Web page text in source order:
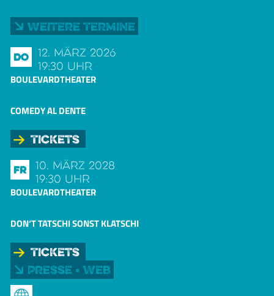
Weitere Termine
Do
12. März 2026
19:30 Uhr
BOULEVARDTHEATER
COMEDY AL DENTE
Tickets
Fr
10. März 2028
19:30 Uhr
BOULEVARDTHEATER
DON‘T TATSCHI SONST KLATSCHI
Tickets
Presse • Web